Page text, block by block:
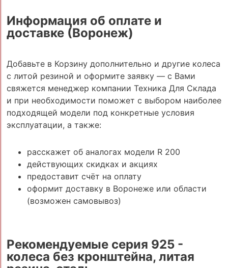
Информация об оплате и
доставке (Воронеж)
Добавьте в Корзину дополнительно и другие колеса
с литой резиной и оформите заявку — с Вами
свяжется менеджер компании Техника Для Склада
и при необходимости поможет с выбором наиболее
подходящей модели под конкретные условия
эксплуатации, а также:
расскажет об аналогах модели R 200
действующих скидках и акциях
предоставит счёт на оплату
оформит доставку в Воронеже или области
(возможен самовывоз)
Рекомендуемые серия 925 -
колеса без кронштейна, литая